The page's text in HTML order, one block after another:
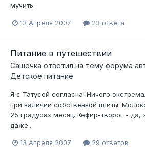
мучить.
13 Апреля 2007 23 ответа
Питание в путешествии
Сашечка ответил на тему форума
Детское питание
Я с Татусей согласна! Ничего
при наличии собственной плиты.
25 градусах месяц. Кефир-творог - да,
даже...
13 Апреля 2007 29 ответов